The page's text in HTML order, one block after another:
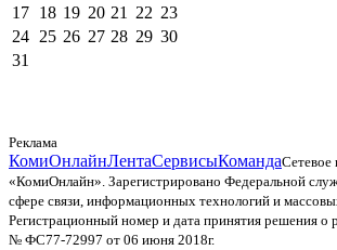
17 18 19 20 21 22 23
24 25 26 27 28 29 30
31
Реклама
КомиОнлайнЛентаСервисыКомандаСетевое
«КомиОнлайн». Зарегистрировано Федеральной
сфере связи, информационных технологий и
Регистрационный номер и дата принятия решения о
№ ФС77-72997 от 06 июня 2018г.